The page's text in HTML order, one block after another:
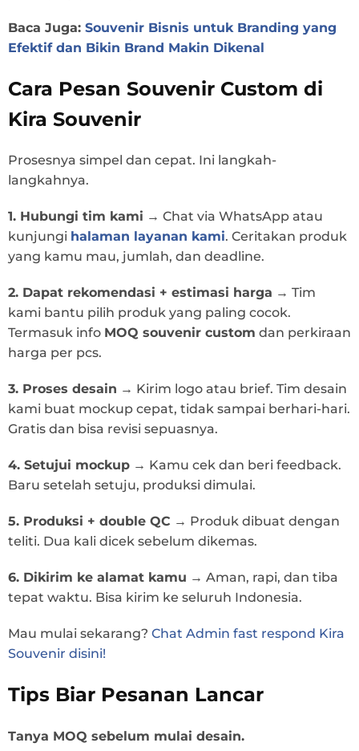
Baca Juga: Souvenir Bisnis untuk Branding yang
Efektif dan Bikin Brand Makin Dikenal
Cara Pesan Souvenir Custom di
Kira Souvenir
Prosesnya simpel dan cepat. Ini langkah-
langkahnya.
1. Hubungi tim kami → Chat via WhatsApp atau
kunjungi halaman layanan kami. Ceritakan produk
yang kamu mau, jumlah, dan deadline.
2. Dapat rekomendasi + estimasi harga → Tim
kami bantu pilih produk yang paling cocok.
Termasuk info MOQ souvenir custom dan perkiraan
harga per pcs.
3. Proses desain → Kirim logo atau brief. Tim desain
kami buat mockup cepat, tidak sampai berhari-hari.
Gratis dan bisa revisi sepuasnya.
4. Setujui mockup → Kamu cek dan beri feedback.
Baru setelah setuju, produksi dimulai.
5. Produksi + double QC → Produk dibuat dengan
teliti. Dua kali dicek sebelum dikemas.
6. Dikirim ke alamat kamu → Aman, rapi, dan tiba
tepat waktu. Bisa kirim ke seluruh Indonesia.
Mau mulai sekarang? Chat Admin fast respond Kira
Souvenir disini!
Tips Biar Pesanan Lancar
Tanya MOQ sebelum mulai desain.